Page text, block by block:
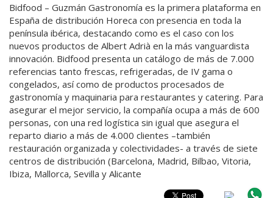
Bidfood – Guzmán Gastronomía es la primera plataforma en
España de distribución Horeca con presencia en toda la
península ibérica, destacando como es el caso con los
nuevos productos de Albert Adrià en la más vanguardista
innovación. Bidfood presenta un catálogo de más de 7.000
referencias tanto frescas, refrigeradas, de IV gama o
congelados, así como de productos procesados de
gastronomía y maquinaria para restaurantes y catering. Para
asegurar el mejor servicio, la compañía ocupa a más de 600
personas, con una red logística sin igual que asegura el
reparto diario a más de 4.000 clientes –también
restauración organizada y colectividades- a través de siete
centros de distribución (Barcelona, Madrid, Bilbao, Vitoria,
Ibiza, Mallorca, Sevilla y Alicante